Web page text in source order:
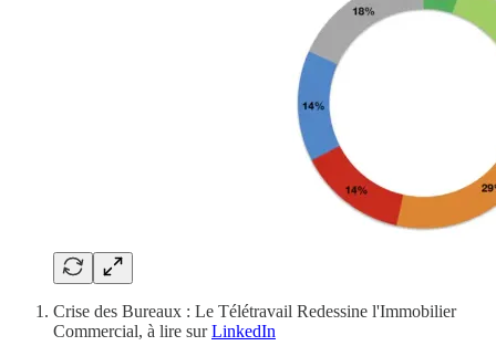
Crise des Bureaux : Le Télétravail Redessine l'Immobilier
Commercial, à lire surLinkedIn